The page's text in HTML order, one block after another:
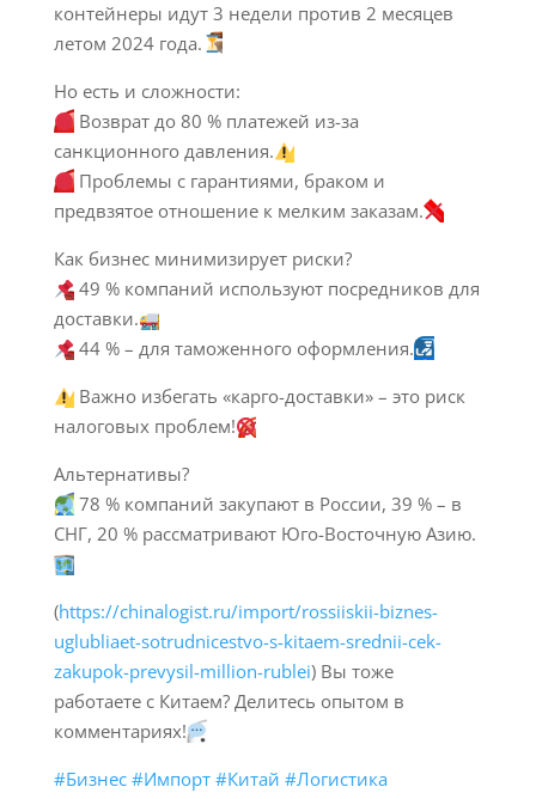
контейнеры идут 3 недели против 2 месяцев
летом 2024 года.
Но есть и сложности:
Возврат до 80 % платежей из-за
санкционного давления.
Проблемы с гарантиями, браком и
предвзятое отношение к мелким заказам.
Как бизнес минимизирует риски?
49 % компаний используют посредников для
доставки.
44 % – для таможенного оформления.
Важно избегать «карго-доставки» – это риск
налоговых проблем!
Альтернативы?
78 % компаний закупают в России, 39 % – в
СНГ, 20 % рассматривают Юго-Восточную Азию.
(https://chinalogist.ru/import/rossiiskii-biznes-
uglubliaet-sotrudnicestvo-s-kitaem-srednii-cek-
zakupok-prevysil-million-rublei) Вы тоже
работаете с Китаем? Делитесь опытом в
комментариях!
#Бизнес #Импорт #Китай #Логистика